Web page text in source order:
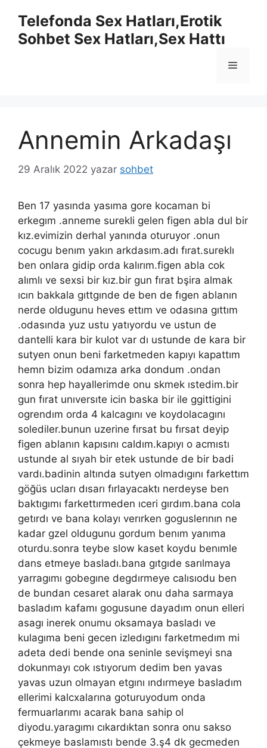
Telefonda Sex Hatları,Erotik
Sohbet Sex Hatları,Sex Hattı
Menü
Annemin Arkadaşı
29 Aralık 2022 yazar sohbet
Ben 17 yasında yasıma gore kocaman bi
erkegım .anneme surekli gelen figen abla dul bir
kız.evimizin derhal yanında oturuyor .onun
cocugu benım yakın arkdasım.adı fırat.sureklı
ben onlara gidip orda kalırım.figen abla cok
alımlı ve sexsi bir kız.bir gun fırat bşira almak
ıcın bakkala gıttgınde de ben de fıgen ablanın
nerde oldugunu heves ettım ve odasına gıttım
.odasında yuz ustu yatıyordu ve ustun de
dantelli kara bir kulot var dı ustunde de kara bir
sutyen onun beni farketmeden kapıyı kapattım
hemn bizim odamıza arka dondum .ondan
sonra hep hayallerimde onu skmek ıstedim.bir
gun fırat unıversıte icin baska bir ile ggittigini
ogrendım orda 4 kalcagını ve koydolacagını
solediler.bunun uzerine fırsat bu fırsat deyip
figen ablanın kapısını caldım.kapıyı o acmıstı
ustunde al sıyah bir etek ustunde de bir badi
vardı.badinin altında sutyen olmadıgını farkettım
göğüs ucları dısarı fırlayacaktı nerdeyse ben
baktıgımı farkettırmeden ıceri gırdım.bana cola
getırdı ve bana kolayı verırken goguslerının ne
kadar gzel oldugunu gordum benım yanıma
oturdu.sonra teybe slow kaset koydu benımle
dans etmeye basladı.bana gıtgıde sarılmaya
yarragımı gobegıne degdırmeye calısıodu ben
de bundan cesaret alarak onu daha sarmaya
basladım kafamı gogusune dayadım onun elleri
asagı inerek onumu oksamaya basladı ve
kulagıma beni gecen izledıgını farketmedım mi
adeta dedi bende ona seninle sevişmeyi sna
dokunmayı cok ıstıyorum dedim ben yavas
yavas uzun olmayan etgını ındırmeye basladım
ellerimi kalcxalarına goturuyodum onda
fermuarlarımı acarak bana sahip ol
diyodu.yaragımı cıkardıktan sonra onu sakso
çekmeye baslamıstı bende 3.ş4 dk gecmeden